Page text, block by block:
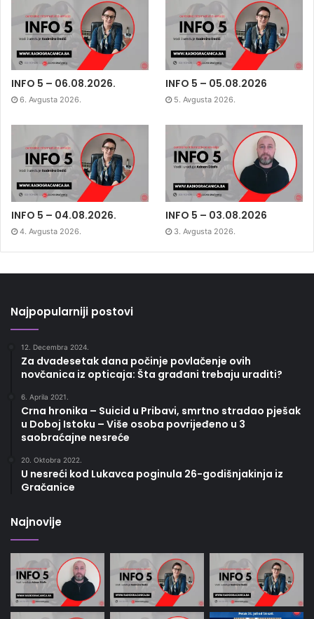
INFO 5 – 06.08.2026.
6. Avgusta 2026.
INFO 5 – 05.08.2026
5. Avgusta 2026.
INFO 5 – 04.08.2026.
4. Avgusta 2026.
INFO 5 – 03.08.2026
3. Avgusta 2026.
Najpopularniji postovi
12. Decembra 2024.
Za dvadesetak dana počinje povlačenje ovih
novčanica iz opticaja: Šta građani trebaju uraditi?
6. Aprila 2021.
Crna hronika – Suicid u Pribavi, smrtno stradao pješak
u Doboj Istoku – Više osoba povrijeđeno u 3
saobraćajne nesreće
20. Oktobra 2022.
U nesreći kod Lukavca poginula 26-godišnjakinja iz
Gračanice
Najnovije